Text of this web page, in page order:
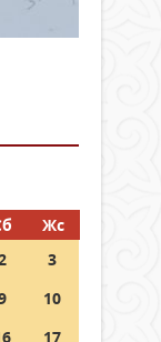
Жс
3
10
17